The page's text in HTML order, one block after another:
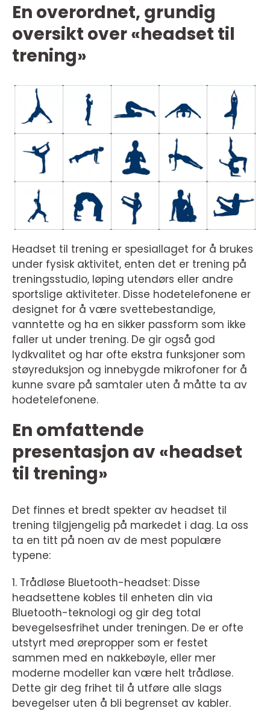
En overordnet, grundig
oversikt over «headset til
trening»
Headset til trening er spesiallaget for å brukes
under fysisk aktivitet, enten det er trening på
treningsstudio, løping utendørs eller andre
sportslige aktiviteter. Disse hodetelefonene er
designet for å være svettebestandige,
vanntette og ha en sikker passform som ikke
faller ut under trening. De gir også god
lydkvalitet og har ofte ekstra funksjoner som
støyreduksjon og innebygde mikrofoner for å
kunne svare på samtaler uten å måtte ta av
hodetelefonene.
En omfattende
presentasjon av «headset
til trening»
Det finnes et bredt spekter av headset til
trening tilgjengelig på markedet i dag. La oss
ta en titt på noen av de mest populære
typene:
1. Trådløse Bluetooth-headset: Disse
headsettene kobles til enheten din via
Bluetooth-teknologi og gir deg total
bevegelsesfrihet under treningen. De er ofte
utstyrt med ørepropper som er festet
sammen med en nakkebøyle, eller mer
moderne modeller kan være helt trådløse.
Dette gir deg frihet til å utføre alle slags
bevegelser uten å bli begrenset av kabler.